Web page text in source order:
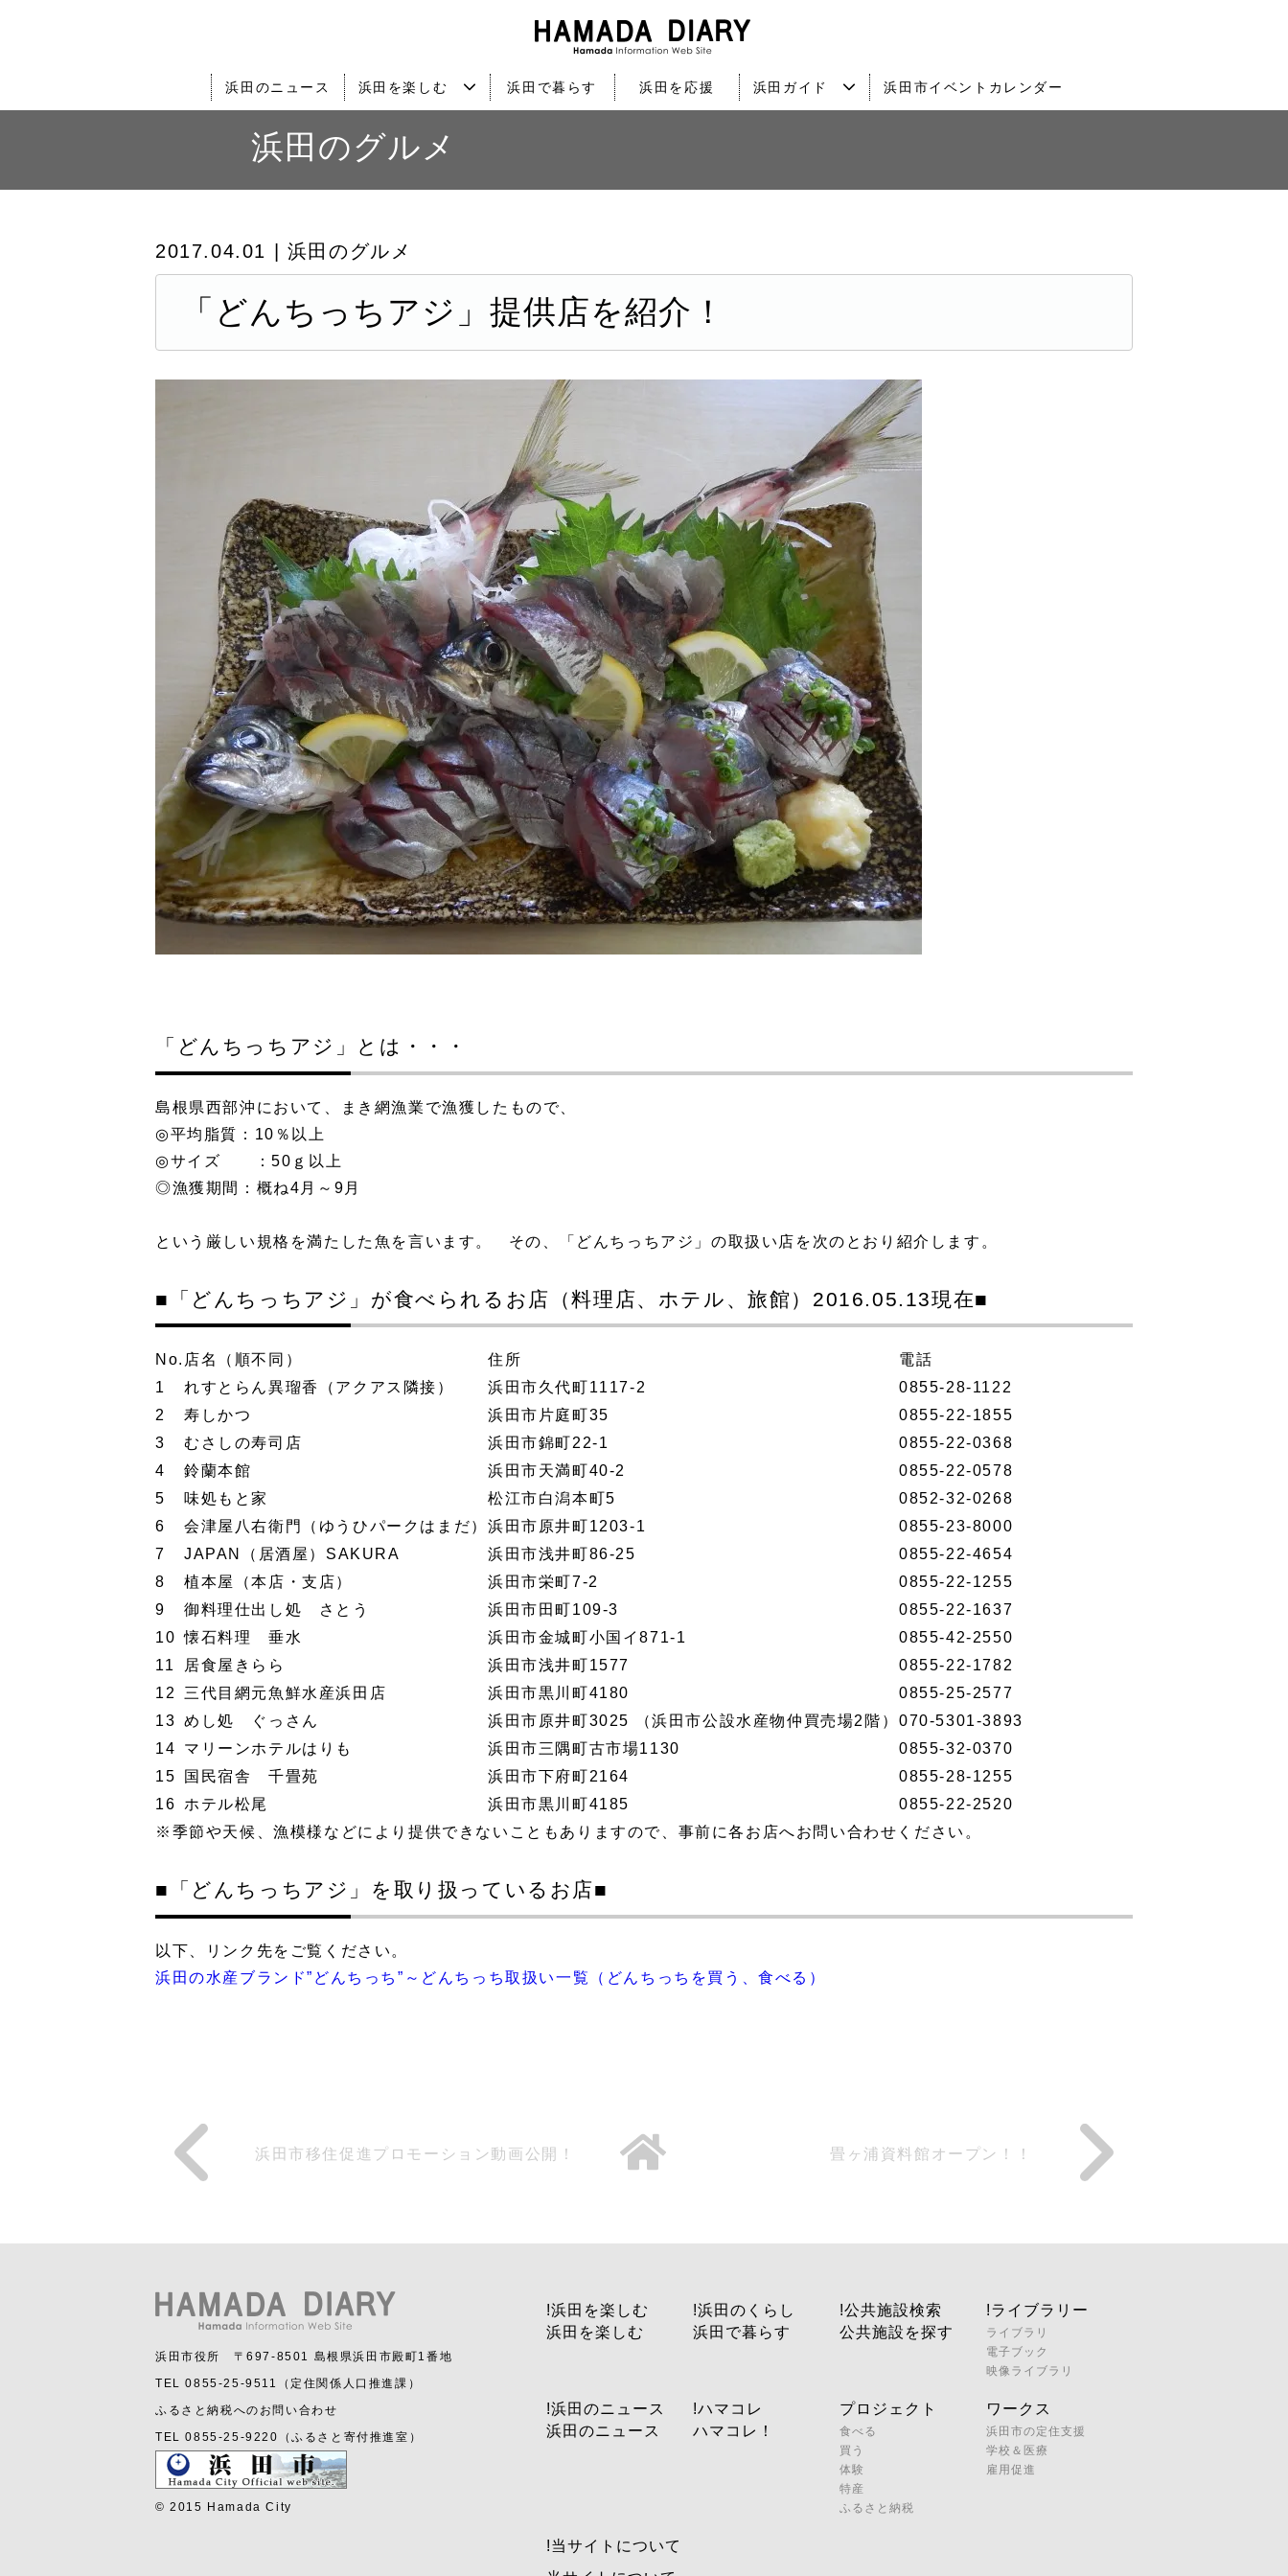
浜田のニュース 浜田を楽しむ 浜田で暮らす 浜田を応援 浜田ガイド 浜田市イベントカレンダー
浜田のグルメ
2017.04.01 | 浜田のグルメ
「どんちっちアジ」提供店を紹介！
「どんちっちアジ」とは・・・
島根県西部沖において、まき網漁業で漁獲したもので、
◎平均脂質：10％以上
◎サイズ ：50ｇ以上
◎漁獲期間：概ね4月～9月
という厳しい規格を満たした魚を言います。 その、「どんちっちアジ」の取扱い店を次のとおり紹介します。
■「どんちっちアジ」が食べられるお店（料理店、ホテル、旅館）2016.05.13現在■
No. 店名（順不同） 住所
電話
1
れすとらん異瑠香（アクアス隣接） 浜田市久代町1117-2
0855-28-1122
2
寿しかつ 浜田市片庭町35
0855-22-1855
3
むさしの寿司店 浜田市錦町22-1
0855-22-0368
4
鈴蘭本館 浜田市天満町40-2
0855-22-0578
5
味処もと家 松江市白潟本町5
0852-32-0268
6
会津屋八右衛門（ゆうひパークはまだ） 浜田市原井町1203-1
0855-23-8000
7
JAPAN（居酒屋）SAKURA 浜田市浅井町86-25
0855-22-4654
8
植本屋（本店・支店） 浜田市栄町7-2
0855-22-1255
9
御料理仕出し処 さとう 浜田市田町109-3
0855-22-1637
10 懐石料理 垂水 浜田市金城町小国イ871-1
0855-42-2550
11
居食屋きらら 浜田市浅井町1577
0855-22-1782
12
三代目網元魚鮮水産浜田店 浜田市黒川町4180
0855-25-2577
13 めし処 ぐっさん 浜田市原井町3025 （浜田市公設水産物仲買売場2階） 070-5301-3893
14
マリーンホテルはりも 浜田市三隅町古市場1130
0855-32-0370
15
国民宿舎 千畳苑 浜田市下府町2164
0855-28-1255
16
ホテル松尾 浜田市黒川町4185
0855-22-2520
※季節や天候、漁模様などにより提供できないこともありますので、事前に各お店へお問い合わせください。
■「どんちっちアジ」を取り扱っているお店■
以下、リンク先をご覧ください。
浜田の水産ブランド”どんちっち”～どんちっち取扱い一覧（どんちっちを買う、食べる）
浜田市移住促進プロモーション動画公開！ 畳ヶ浦資料館オープン！！
浜田市役所 〒697-8501 島根県浜田市殿町1番地
TEL 0855-25-9511（定住関係人口推進課）
ふるさと納税へのお問い合わせ
TEL 0855-25-9220（ふるさと寄付推進室）
© 2015 Hamada City
!浜田を楽しむ
浜田を楽しむ
!浜田のくらし
浜田で暮らす
!公共施設検索
公共施設を探す
!ライブラリー
ライブラリ
電子ブック
映像ライブラリ
!浜田のニュース
浜田のニュース
!ハマコレ
ハマコレ！
プロジェクト
食べる
買う
体験
特産
ふるさと納税
ワークス
浜田市の定住支援
学校＆医療
雇用促進
!当サイトについて